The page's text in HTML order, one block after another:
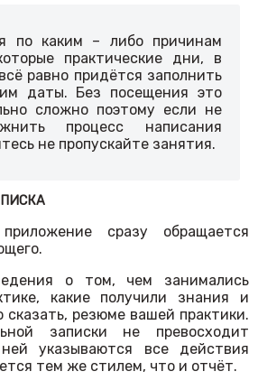
по каким – либо причинам
практические дни, в
равно придётся заполнить
даты. Без посещения это
сложно поэтому если не
процесс написания
не пропускайте занятия.
сразу обращается
о том, чем занимались
какие получили знания и
резюме вашей практики.
записки не превосходит
указываются все действия
тем же стилем, что и отчёт.